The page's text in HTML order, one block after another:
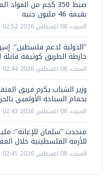
ضبط 350 كجم من
بقيمة 46 مليون جنيه
السبت، 08 اغسطس 2026 02:52 م
"الدولية لدعم فلسطين":
خارطة الطريق كوثيقة
السبت، 08 اغسطس 2026 02:44 م
وزير الشباب يكرم فريق
بحمام السباحة الأولمبي
السبت، 08 اغسطس 2026 02:43 م
متحدث "سلمان للإغاثة":
للأزمة الفلسطينية خلال
السبت، 08 اغسطس 2026 02:41 م